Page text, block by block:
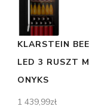
KLARSTEIN
LED 3 RUSZT
ONYKS
1 439,99zł